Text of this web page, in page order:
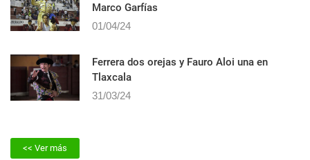
Marco Garfías
01/04/24
Ferrera dos orejas y Fauro Aloi una en
Tlaxcala
31/03/24
<< Ver más